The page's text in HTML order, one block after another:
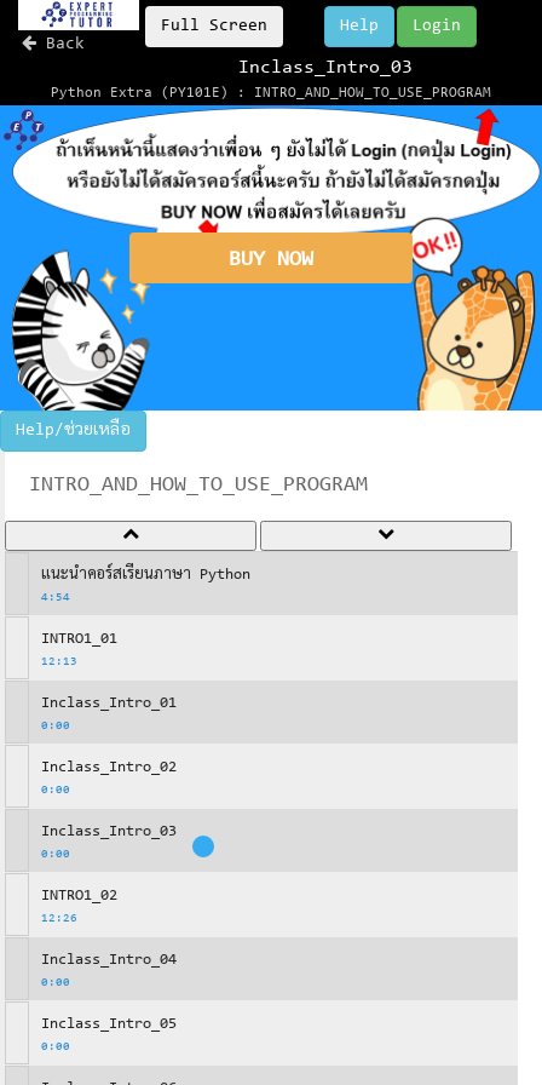
Back
Full Screen Login
Help
Inclass_Intro_03
Python Extra (PY101E) : INTRO_AND_HOW_TO_USE_PROGRAM
BUY NOW
Help/ช่วยเหลือ
INTRO_AND_HOW_TO_USE_PROGRAM
แนะนำคอร์สเรียนภาษา Python
4:54
INTRO1_01
12:13
Inclass_Intro_01
0:00
Inclass_Intro_02
0:00
Inclass_Intro_03
0:00
INTRO1_02
12:26
Inclass_Intro_04
0:00
Inclass_Intro_05
0:00